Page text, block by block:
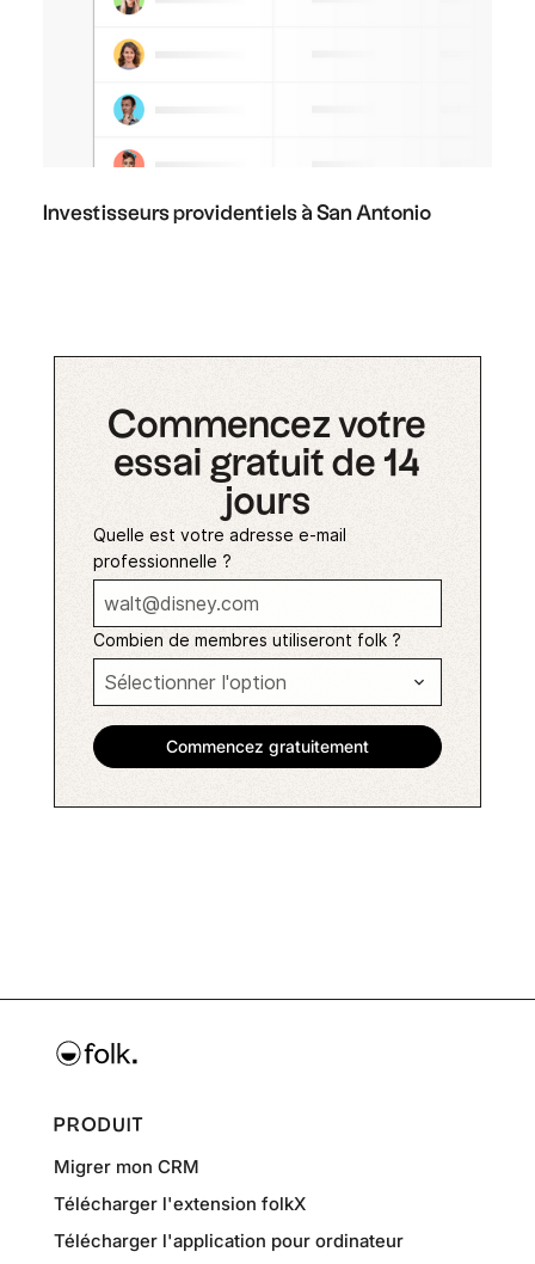
Investisseurs providentiels à San Antonio
Commencez votre
essai gratuit de 14
jours
Quelle est votre adresse e-mail
professionnelle ?
Combien de membres utiliseront folk ?
PRODUIT
Migrer mon CRM
Télécharger l'extension folkX
Télécharger l'application pour ordinateur